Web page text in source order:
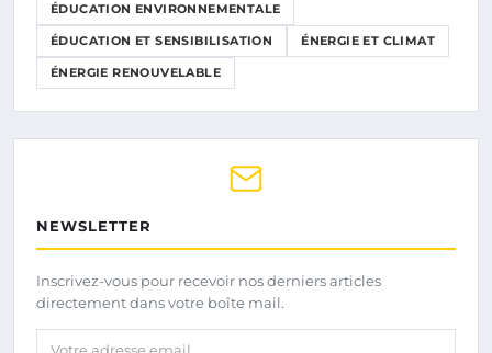
ÉDUCATION ENVIRONNEMENTALE
ÉDUCATION ET SENSIBILISATION ÉNERGIE ET CLIMAT
ÉNERGIE RENOUVELABLE
NEWSLETTER
Inscrivez-vous pour recevoir nos derniers articles
directement dans votre boîte mail.
Votre adresse email